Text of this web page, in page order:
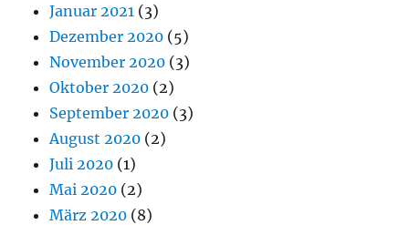
Januar 2021 (3)
Dezember 2020 (5)
November 2020 (3)
Oktober 2020 (2)
September 2020 (3)
August 2020 (2)
Juli 2020 (1)
Mai 2020 (2)
März 2020 (8)